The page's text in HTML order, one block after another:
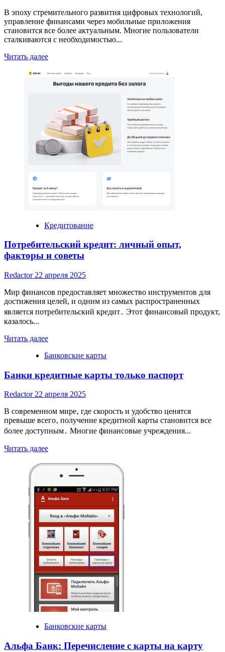
В эпоху стремительного развития цифровых технологий,
управление финансами через мобильные приложения
становится все более актуальным. Многие пользователи
сталкиваются с необходимостью...
Читать далееRead
about
Как
карты
к
мобильному
банку:
инновационный
подход
Кредитование
Потребительский кредит: личный опыт,
факторы и советы
Redactor 22 апреля 2025
Мир финансов предоставляет множество инструментов для
достижения целей, и одним из самых распространенных
является потребительский кредит․ Этот финансовый продукт,
казалось...
Читать далееRead
about
кредит:
опыт,
факторы
и
советы
Банковские карты
Банки кредитные карты только паспорт
Redactor 22 апреля 2025
В современном мире‚ где скорость и удобство ценятся
превыше всего‚ получение кредитной карты становится все
более доступным․ Многие финансовые учреждения...
Читать далееRead
about
Банки
кредитные
карты
только
паспорт
Банковские карты
Альфа Банк: Перечисление с карты на карту